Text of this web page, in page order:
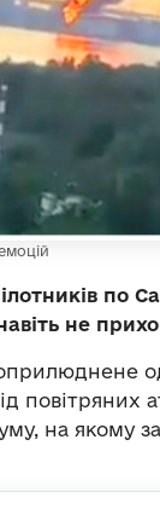
по
не
повітряних
на якому